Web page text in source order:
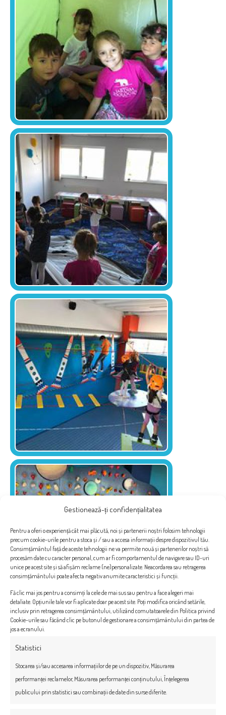
Gestionează-ți confidențialitatea
Pentru a oferi o experiență cât mai plăcută, noi și partenerii noștri folosim tehnologii
precum cookie-urile pentru a stoca și / sau a accesa informații despre dispozitivul tău.
Consimțământul față de aceste tehnologii ne va permite nouă și partenerilor noștri să
procesăm date cu caracter personal, cum ar fi comportamentul de navigare sau ID-uri
unice pe acest site și să afișăm reclame (ne)personalizate. Neacordarea sau retragerea
consimțământului poate afecta negativ anumite caracteristici și funcții.
Fă clic mai jos pentru a consimți la cele de mai sus sau pentru a face alegeri mai
detaliate. Opțiunile tale vor fi aplicate doar pe acest site. Poți modifica oricând setările,
inclusiv prin retragerea consimțământului, utilizând comutatoarele din Politica privind
Cookie-urile sau făcând clic pe butonul de gestionare a consimțământului din partea de
jos a ecranului.
Statistici
Stocarea și/sau accesarea informațiilor de pe un dispozitiv, Măsurarea
performanței reclamelor, Măsurarea performanței conținutului, Înțelegerea
publicului prin statistici sau combinații de date din surse diferite.